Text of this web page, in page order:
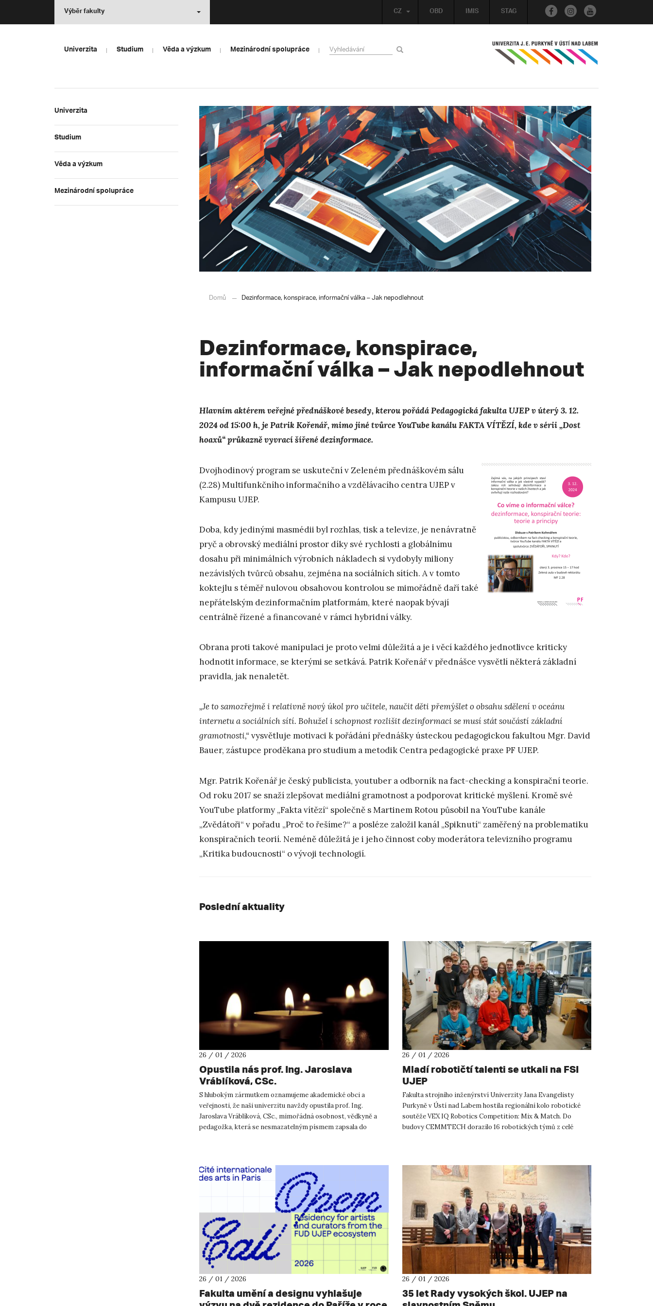
OBD IMIS STAG
CZ
Výběr fakulty
Univerzita Studium Věda a výzkum Mezinárodní spolupráce
Univerzita
Studium
Věda a výzkum
Mezinárodní spolupráce
Domů Dezinformace, konspirace, informační válka – Jak nepodlehnout
Dezinformace, konspirace,
informační válka – Jak nepodlehnout
Hlavním aktérem veřejné přednáškové besedy, kterou pořádá Pedagogická fakulta UJEP v úterý 3. 12.
2024 od 15:00 h, je Patrik Kořenář, mimo jiné tvůrce YouTube kanálu FAKTA VÍTĚZÍ, kde v sérii „Dost
hoaxů“ průkazně vyvrací šířené dezinformace.
Dvojhodinový program se uskuteční v Zeleném přednáškovém sálu
(2.28) Multifunkčního informačního a vzdělávacího centra UJEP v
Kampusu UJEP.
Doba, kdy jedinými masmédii byl rozhlas, tisk a televize, je nenávratně
pryč a obrovský mediální prostor díky své rychlosti a globálnímu
dosahu při minimálních výrobních nákladech si vydobyly miliony
nezávislých tvůrců obsahu, zejména na sociálních sítích. A v tomto
koktejlu s téměř nulovou obsahovou kontrolou se mimořádně daří také
nepřátelským dezinformačním platformám, které naopak bývají
centrálně řízené a financované v rámci hybridní války.
Obrana proti takové manipulaci je proto velmi důležitá a je i věcí každého jednotlivce kriticky
hodnotit informace, se kterými se setkává. Patrik Kořenář v přednášce vysvětlí některá základní
pravidla, jak nenaletět.
„Je to samozřejmě i relativně nový úkol pro učitele, naučit děti přemýšlet o obsahu sdělení v oceánu
internetu a sociálních sítí. Bohužel i schopnost rozlišit dezinformaci se musí stát součástí základní
gramotnosti,“ vysvětluje motivaci k pořádání přednášky ústeckou pedagogickou fakultou Mgr. David
Bauer, zástupce proděkana pro studium a metodik Centra pedagogické praxe PF UJEP.
Mgr. Patrik Kořenář je český publicista, youtuber a odborník na fact-checking a konspirační teorie.
Od roku 2017 se snaží zlepšovat mediální gramotnost a podporovat kritické myšlení. Kromě své
YouTube platformy „Fakta vítězí“ společně s Martinem Rotou působil na YouTube kanále
„Zvědátoři“ v pořadu „Proč to řešíme?“ a posléze založil kanál „Spiknutí“ zaměřený na problematiku
konspiračních teorií. Neméně důležitá je i jeho činnost coby moderátora televizního programu
„Kritika budoucnosti“ o vývoji technologií.
Poslední aktuality
26 / 01 / 2026
Opustila nás prof. Ing. Jaroslava
Vráblíková, CSc.
S hlubokým zármutkem oznamujeme akademické obci a
veřejnosti, že naši univerzitu navždy opustila prof. Ing.
Jaroslava Vráblíková, CSc., mimořádná osobnost, vědkyně a
pedagožka, která se nesmazatelným písmem zapsala do
26 / 01 / 2026
Mladí robotičtí talenti se utkali na FSI
UJEP
Fakulta strojního inženýrství Univerzity Jana Evangelisty
Purkyně v Ústí nad Labem hostila regionální kolo robotické
soutěže VEX IQ Robotics Competition: Mix & Match. Do
budovy CEMMTECH dorazilo 16 robotických týmů z celé
26 / 01 / 2026
Fakulta umění a designu vyhlašuje
26 / 01 / 2026
35 let Rady vysokých škol. UJEP na